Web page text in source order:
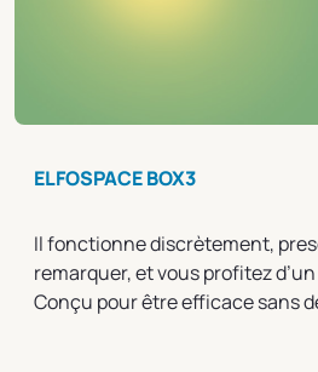
ELFOSPACE BOX3
Il fonctionne discrètement,
remarquer, et vous profitez
Conçu pour être efficace sans